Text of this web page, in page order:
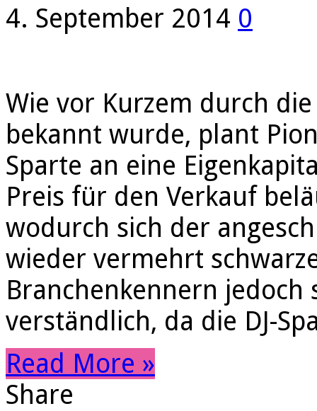
4. September 2014 0
Wie vor Kurzem durch
bekannt wurde, plant
Sparte an eine
Preis für den Verkauf
wodurch sich der
wieder vermehrt
Branchenkennern jedoch
verständlich, da die DJ-
Read More »
Share